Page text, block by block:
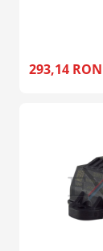
293,14 RON